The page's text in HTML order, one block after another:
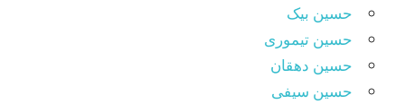
حسین بیک
حسین تیموری
حسین دهقان
حسین سیفی